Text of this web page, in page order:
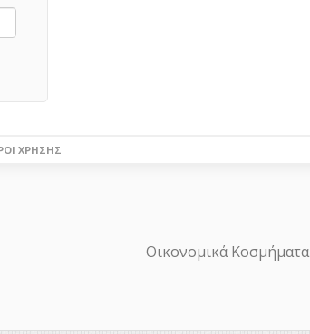
ΧΡΉΣΗΣ
Οικονομικά Κοσμήματα